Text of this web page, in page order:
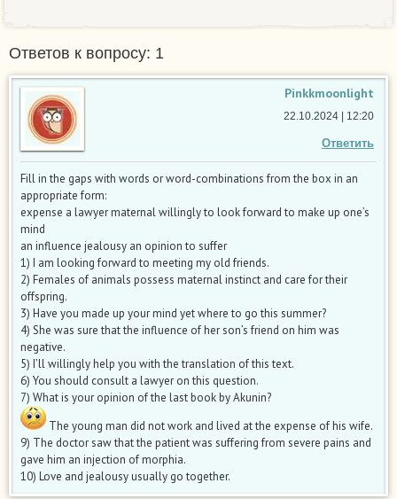
Ответов к вопросу: 1
Pinkkmoonlight
Ответить
22.10.2024 | 12:20
Fill in the gaps with words or word-combinations from the box in an
appropriate form:
expense a lawyer maternal willingly to look forward to make up one’s
mind
an influence jealousy an opinion to suffer
1) I am looking forward to meeting my old friends.
2) Females of animals possess maternal instinct and care for their
offspring.
3) Have you made up your mind yet where to go this summer?
4) She was sure that the influence of her son’s friend on him was
negative.
5) I’ll willingly help you with the translation of this text.
6) You should consult a lawyer on this question.
7) What is your opinion of the last book by Akunin?
The young man did not work and lived at the expense of his wife.
9) The doctor saw that the patient was suffering from severe pains and
gave him an injection of morphia.
10) Love and jealousy usually go together.